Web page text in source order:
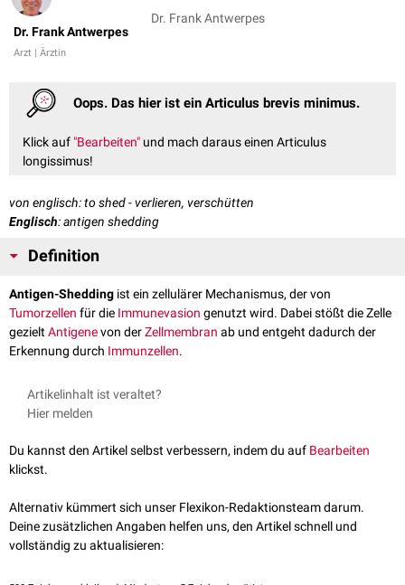
Dr. Frank Antwerpes
Arzt | Ärztin
Dr. Frank Antwerpes
Oops. Das hier ist ein Articulus brevis minimus.
Klick auf "Bearbeiten" und mach daraus einen Articulus
longissimus!
von englisch: to shed - verlieren, verschütten
Englisch: antigen shedding
Definition
Antigen-Shedding ist ein zellulärer Mechanismus, der von
Tumorzellen für die Immunevasion genutzt wird. Dabei stößt die Zelle
gezielt Antigenevon derZellmembran ab und entgeht dadurch der
Erkennung durch Immunzellen.
Artikelinhalt ist veraltet?
Hier melden
Du kannst den Artikel selbst verbessern, indem du auf Bearbeiten
klickst.
Alternativ kümmert sich unser Flexikon-Redaktionsteam darum.
Deine zusätzlichen Angaben helfen uns, den Artikel schnell und
vollständig zu aktualisieren: